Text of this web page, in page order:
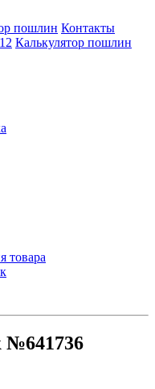
пошлин Контакты
Калькулятор пошлин
товара
№641736